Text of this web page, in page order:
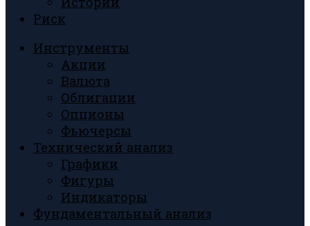
Риск
Инструменты
Акции
Валюта
Облигации
Опционы
Фьючерсы
Технический анализ
Графики
Фигуры
Индикаторы
Фундаментальный анализ